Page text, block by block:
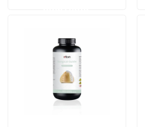
Γύρος εργοστασίων
Ποιοτικός έλεγχος